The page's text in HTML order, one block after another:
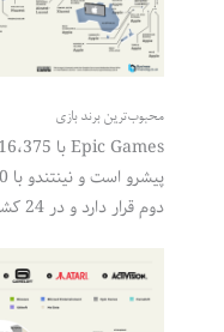
محبوب‌ترین برند بازی
دوم قرار دارد و در 24 کشور برتر است.